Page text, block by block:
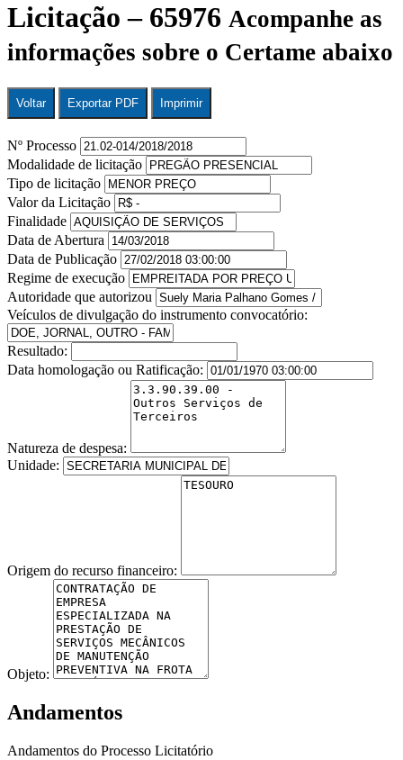
Licitação – 65976 Acompanhe as
informações sobre o Certame abaixo
Voltar Exportar PDF Imprimir
Nº Processo
Modalidade de licitação
Tipo de licitação
Valor da Licitação
Finalidade
Data de Abertura
Data de Publicação
Regime de execução
Autoridade que autorizou
Veículos de divulgação do instrumento convocatório:
Resultado:
Data homologação ou Ratificação:
Natureza de despesa:
Unidade:
Origem do recurso financeiro:
Objeto:
Andamentos
Andamentos do Processo Licitatório